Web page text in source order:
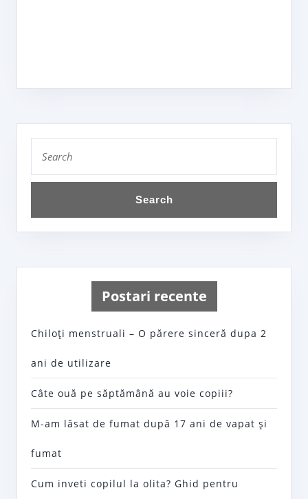
for:
Postari recente
Chiloţi menstruali – O părere sinceră dupa 2
ani de utilizare
Câte ouă pe săptămână au voie copiii?
M-am lăsat de fumat după 17 ani de vapat şi
fumat
Cum inveti copilul la olita? Ghid pentru